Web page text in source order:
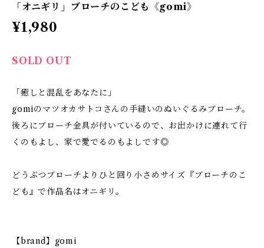
「オニギリ」ブローチのこども《gomi》
¥1,980
SOLD OUT
「癒しと混乱をあなたに」
gomiのマツオカサトコさんの手縫いのぬいぐるみブローチ。
後ろにブローチ金具が付いているので、お出かけに連れて行
くのもよし、家で愛でるのもよしです◎
どうぶつブローチよりひと回り小さめサイズ『ブローチのこ
ども』で作品名はオニギリ。
【brand】gomi